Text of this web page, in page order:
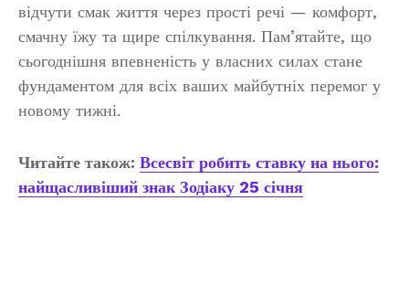
відчути смак життя через прості речі — комфорт,
смачну їжу та щире спілкування. Пам’ятайте, що
сьогоднішня впевненість у власних силах стане
фундаментом для всіх ваших майбутніх перемог у
новому тижні.
Читайте також: Всесвіт робить ставку на нього:
найщасливіший знак Зодіаку 25 січня